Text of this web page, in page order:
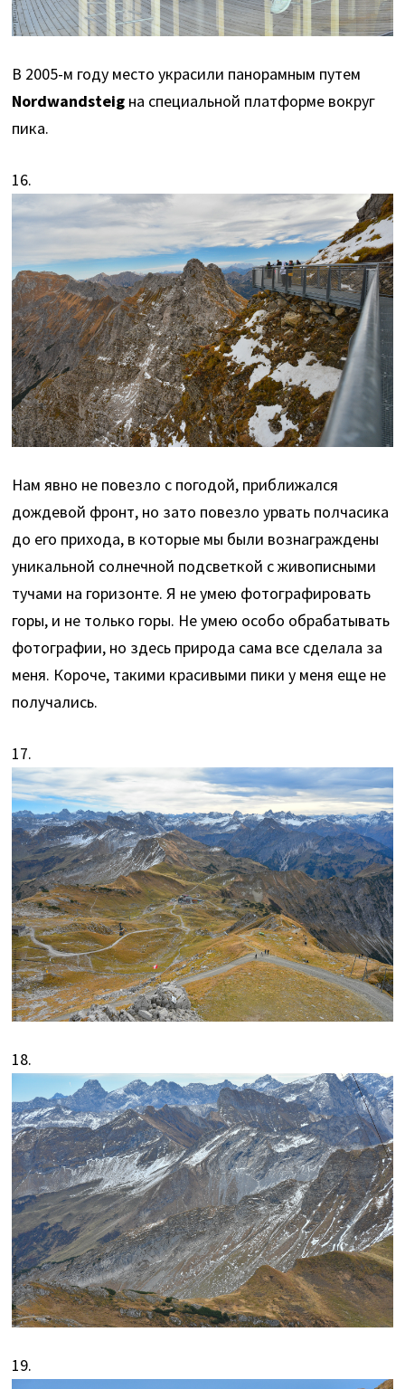
В 2005-м году место украсили панорамным путем
Nordwandsteig на специальной платформе вокруг
пика.
16.
Нам явно не повезло с погодой, приближался
дождевой фронт, но зато повезло урвать полчасика
до его прихода, в которые мы были вознаграждены
уникальной солнечной подсветкой с живописными
тучами на горизонте. Я не умею фотографировать
горы, и не только горы. Не умею особо обрабатывать
фотографии, но здесь природа сама все сделала за
меня. Короче, такими красивыми пики у меня еще не
получались.
17.
18.
19.